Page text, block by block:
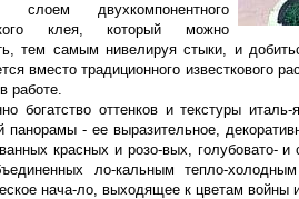
слоем двухкомпонентного
клея, который можно
тем самым нивелируя стыки, и
вместо традиционного известкового
работе.
богатство оттенков и текстуры
панорамы - ее выразительное,
красных и розо-вых, голубовато-
ло-кальным тепло-
нача-ло, выходящее к цветам войны